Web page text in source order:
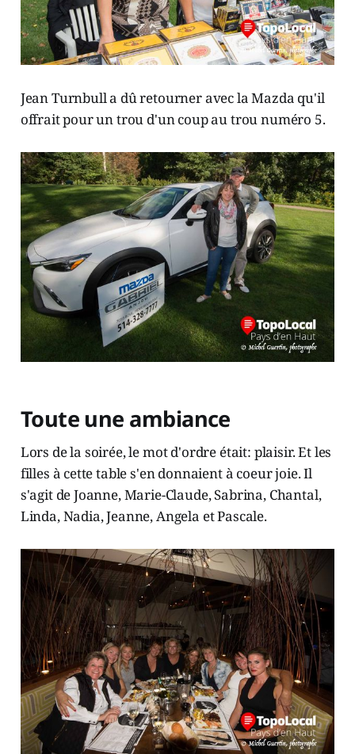
Jean Turnbull a dû retourner avec la Mazda qu'il
offrait pour un trou d'un coup au trou numéro 5.
Toute une ambiance
Lors de la soirée, le mot d'ordre était: plaisir. Et les
filles à cette table s'en donnaient à coeur joie. Il
s'agit de Joanne, Marie-Claude, Sabrina, Chantal,
Linda, Nadia, Jeanne, Angela et Pascale.